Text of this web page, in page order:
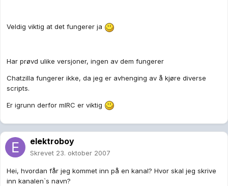
Veldig viktig at det fungerer ja
Har prøvd ulike versjoner, ingen av dem fungerer
Chatzilla fungerer ikke, da jeg er avhenging av å kjøre diverse
scripts.
Er igrunn derfor mIRC er viktig
elektroboy
Skrevet 23. oktober 2007
Hei, hvordan får jeg kommet inn på en kanal? Hvor skal jeg skrive
inn kanalen`s navn?